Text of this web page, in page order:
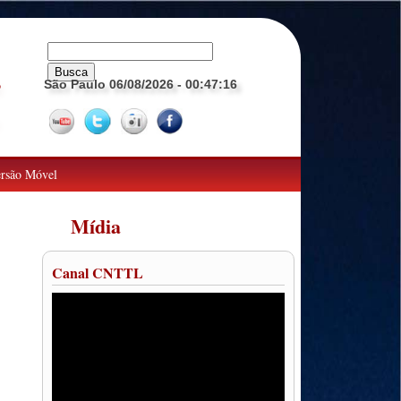
São Paulo 06/08/2026 - 00:47:17
Móvel
Mídia
Canal CNTTL